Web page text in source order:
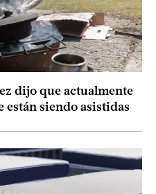
dijo que actualmente
están siendo asistidas